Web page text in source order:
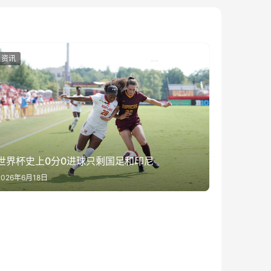
界杯史上0分0进球只剩国足和印尼
年6月18日
资讯